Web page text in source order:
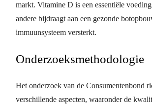
markt. Vitamine D is een essentiële
andere bijdraagt aan een gezonde
immuunsysteem versterkt.
Onderzoeksmethodologie
Het onderzoek van de Consumentenbond
verschillende aspecten, waaronder de